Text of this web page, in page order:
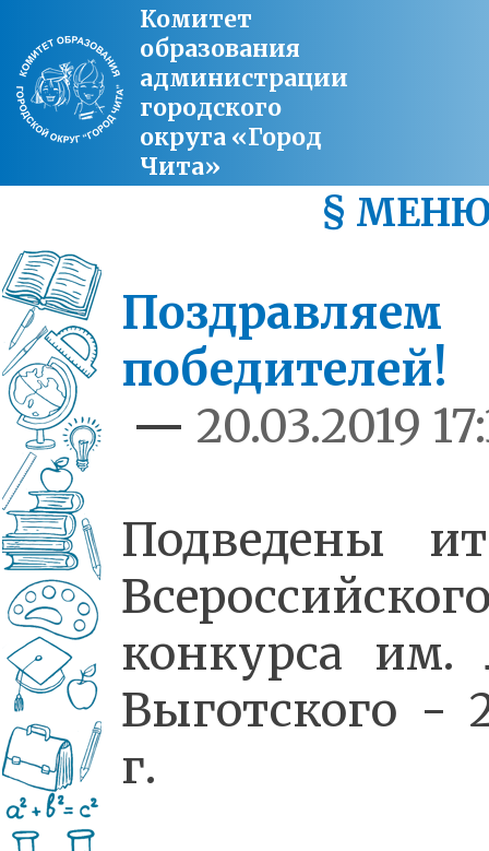
Комитет
образования
администрации
городского
округа «Город
Чита»
§
Поздравляем
победителей!
— 20.03.2019
Подведены
конкурса им.
Выготского -
г.